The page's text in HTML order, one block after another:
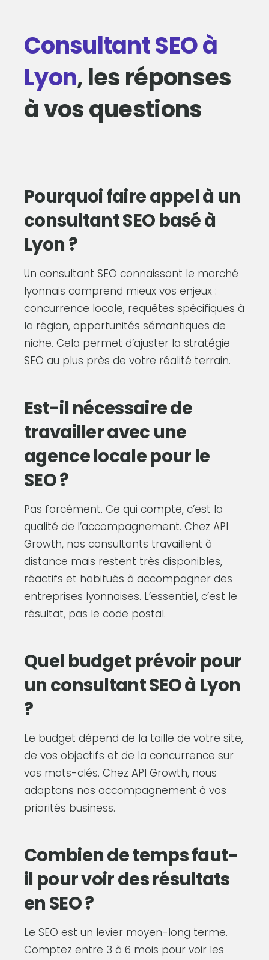
Consultant SEO à
Lyon, les réponses
à vos questions
Pourquoi faire appel à un
consultant SEO basé à
Lyon ?
Un consultant SEO connaissant le marché
lyonnais comprend mieux vos enjeux :
concurrence locale, requêtes spécifiques à
la région, opportunités sémantiques de
niche. Cela permet d’ajuster la stratégie
SEO au plus près de votre réalité terrain.
Est-il nécessaire de
travailler avec une
agence locale pour le
SEO ?
Pas forcément. Ce qui compte, c’est la
qualité de l’accompagnement. Chez API
Growth, nos consultants travaillent à
distance mais restent très disponibles,
réactifs et habitués à accompagner des
entreprises lyonnaises. L’essentiel, c’est le
résultat, pas le code postal.
Quel budget prévoir pour
un consultant SEO à Lyon
?
Le budget dépend de la taille de votre site,
de vos objectifs et de la concurrence sur
vos mots-clés. Chez API Growth, nous
adaptons nos accompagnement à vos
priorités business.
Combien de temps faut-
il pour voir des résultats
en SEO ?
Le SEO est un levier moyen-long terme.
Comptez entre 3 à 6 mois pour voir les